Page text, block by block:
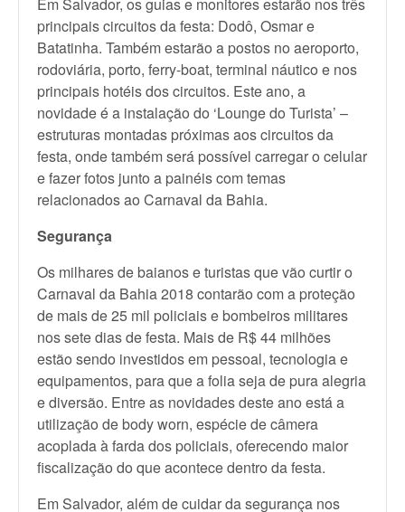
principais circuitos da festa: Dodô, Osmar e
Batatinha. Também estarão a postos no aeroporto,
rodoviária, porto, ferry-boat, terminal náutico e nos
principais hotéis dos circuitos. Este ano, a
novidade é a instalação do ‘Lounge do Turista’ –
estruturas montadas próximas aos circuitos da
festa, onde também será possível carregar o celular
e fazer fotos junto a painéis com temas
relacionados ao Carnaval da Bahia.
Segurança
Os milhares de baianos e turistas que vão curtir o
Carnaval da Bahia 2018 contarão com a proteção
de mais de 25 mil policiais e bombeiros militares
nos sete dias de festa. Mais de R$ 44 milhões
estão sendo investidos em pessoal, tecnologia e
equipamentos, para que a folia seja de pura alegria
e diversão. Entre as novidades deste ano está a
utilização de body worn, espécie de câmera
acoplada à farda dos policiais, oferecendo maior
fiscalização do que acontece dentro da festa.
Em Salvador, além de cuidar da segurança nos